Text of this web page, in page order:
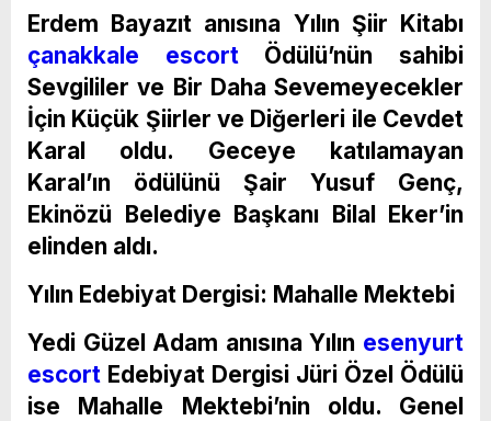
Erdem Bayazıt anısına Yılın Şiir Kitabı
çanakkale escortÖdülü’nün sahibi
Sevgililer ve Bir Daha Sevemeyecekler
İçin Küçük Şiirler ve Diğerleri ile Cevdet
Karal oldu. Geceye katılamayan
Karal’ın ödülünü Şair Yusuf Genç,
Ekinözü Belediye Başkanı Bilal Eker’in
elinden aldı.
Yılın Edebiyat Dergisi: Mahalle Mektebi
Yedi Güzel Adam anısına Yılın esenyurt
escort Edebiyat Dergisi Jüri Özel Ödülü
ise Mahalle Mektebi’nin oldu. Genel